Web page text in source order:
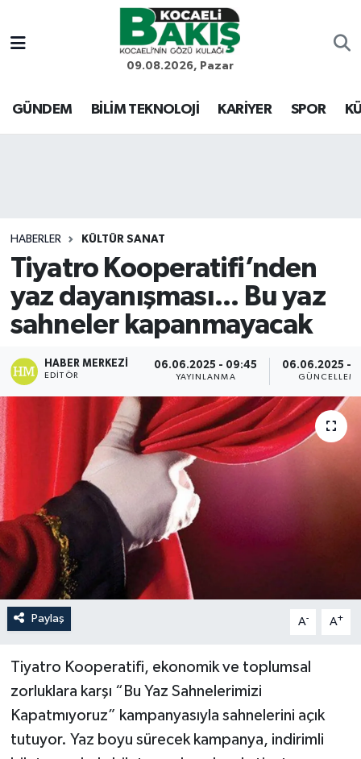
09.08.2026, Pazar
GÜNDEM BİLİM TEKNOLOJİ KARİYER SPOR
HABERLER KÜLTÜR SANAT
Tiyatro Kooperatifi’nden
yaz dayanışması... Bu yaz
sahneler kapanmayacak
HABER MERKEZI
EDITÖR
06.06.2025 - 09:45
YAYINLANMA
06.06.2025 -
Paylaş A- A+
Tiyatro Kooperatifi, ekonomik ve toplumsal
zorluklara karşı “Bu Yaz Sahnelerimizi
Kapatmıyoruz” kampanyasıyla sahnelerini açık
tutuyor. Yaz boyu sürecek kampanya, indirimli
Kocaeli Nöbetçi Eczaneler
Kocaeli Hava Durumu
Son Dakika Haberleri
Haber Arşivi